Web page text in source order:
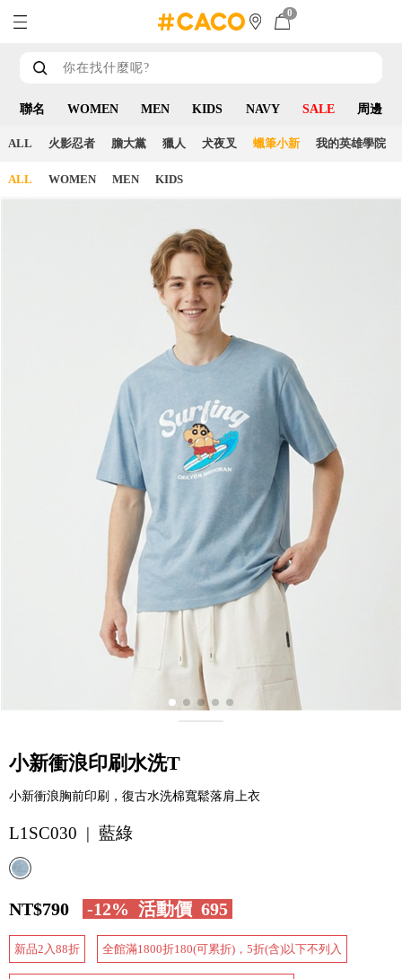
0
聯名 WOMEN MEN KIDS NAVY SALE 周邊
ALL 火影忍者 膽大黨 獵人 犬夜叉 蠟筆小新 我的英雄學院
ALL WOMEN MEN KIDS
小新衝浪印刷水洗T
小新衝浪胸前印刷，復古水洗棉寬鬆落肩上衣
L1SC030 | 藍綠
NT$790 -12% 活動價 695
新品2入88折 全館滿1800折180(可累折)，5折(含)以下不列入